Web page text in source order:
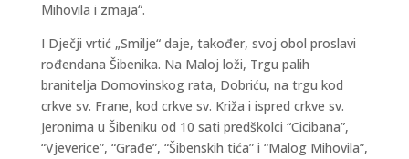
Mihovila i zmaja“.
I Dječji vrtić „Smilje“ daje, također, svoj obol proslavi
rođendana Šibenika. Na Maloj loži, Trgu palih
branitelja Domovinskog rata, Dobriću, na trgu kod
crkve sv. Frane, kod crkve sv. Križa i ispred crkve sv.
Jeronima u Šibeniku od 10 sati predškolci “Cicibana”,
“Vjeverice”, “Građe”, “Šibenskih tića” i “Malog Mihovila”,